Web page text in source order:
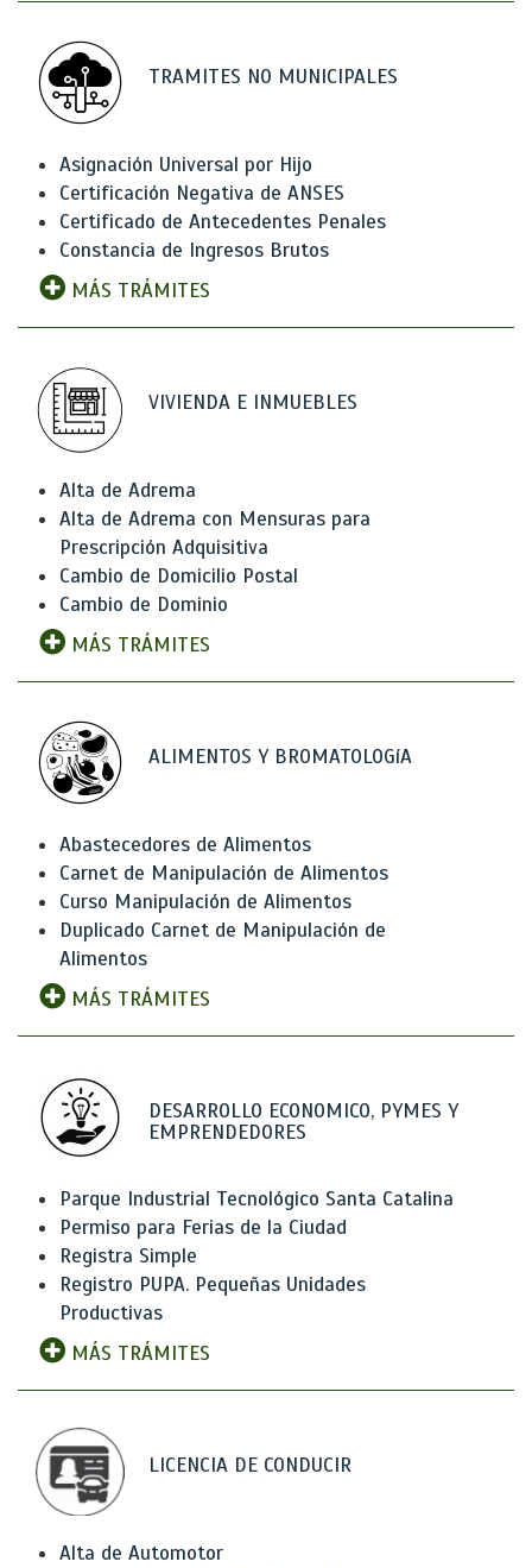
TRAMITES NO MUNICIPALES
Asignación Universal por Hijo
Certificación Negativa de ANSES
Certificado de Antecedentes Penales
Constancia de Ingresos Brutos
MÁS TRÁMITES
VIVIENDA E INMUEBLES
Alta de Adrema
Alta de Adrema con Mensuras para
Prescripción Adquisitiva
Cambio de Domicilio Postal
Cambio de Dominio
MÁS TRÁMITES
ALIMENTOS Y BROMATOLOGíA
Abastecedores de Alimentos
Carnet de Manipulación de Alimentos
Curso Manipulación de Alimentos
Duplicado Carnet de Manipulación de
Alimentos
MÁS TRÁMITES
DESARROLLO ECONOMICO, PYMES Y
EMPRENDEDORES
Parque Industrial Tecnológico Santa Catalina
Permiso para Ferias de la Ciudad
Registra Simple
Registro PUPA. Pequeñas Unidades
Productivas
MÁS TRÁMITES
LICENCIA DE CONDUCIR
Alta de Automotor